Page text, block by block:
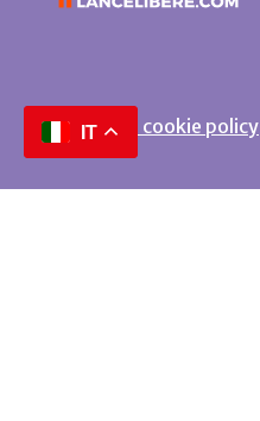
Privacy e cookie policy
IT